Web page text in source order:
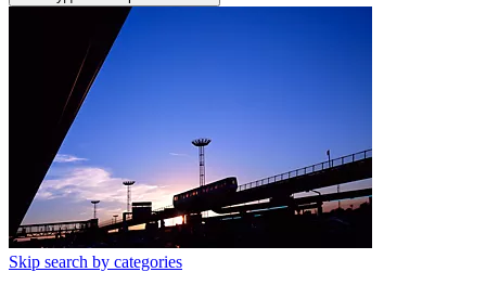
Skip search by categories